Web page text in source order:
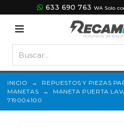
633 690 763 WA Solo
INICIO → REPUESTOS Y PIEZAS
MANETAS
→
MANETA PUERTA
719004100